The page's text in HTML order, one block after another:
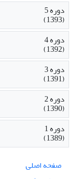
دوره 5
(1393)
دوره 4
(1392)
دوره 3
(1391)
دوره 2
(1390)
دوره 1
(1389)
صفحه اصلی